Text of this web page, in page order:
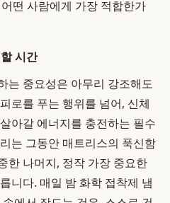
떤 사람에게 가장 적합한가
시간
는 중요성은 아무리 강조해도
로를 푸는 행위를 넘어, 신체
아갈 에너지를 충전하는 필수
는 그동안 매트리스의 푹신함
한 나머지, 정작 가장 중요한
니다. 매일 밤 화학 접착제 냄